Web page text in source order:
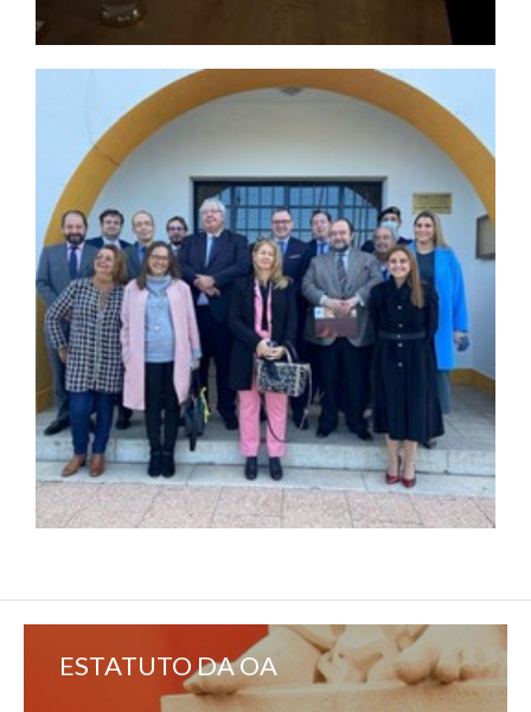
ESTATUTO DA OA